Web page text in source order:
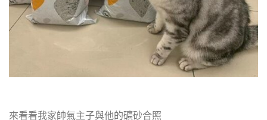
來看看我家帥氣主子與他的礦砂合照